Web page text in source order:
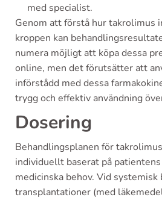
med specialist.
Genom att förstå hur takrolimus
kroppen kan
numera möjligt att köpa dessa
online, men det förutsätter att
införstådd med dessa
trygg och effektiv användning
Dosering
Behandlingsplanen för
individuellt baserat på
medicinska behov. Vid
transplantationer (med